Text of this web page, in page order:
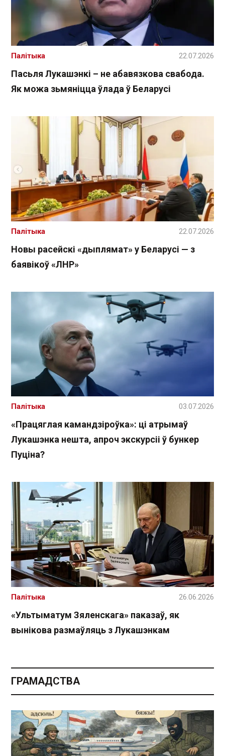
Пасьля Лукашэнкі – не абавязкова свабода.
Як можа зьмяніцца ўлада ў Беларусі
Палітыка 22.07.2026
Новы расейскі «дыплямат» у Беларусі — з
баявікоў «ЛНР»
Палітыка 22.07.2026
«Працяглая камандзіроўка»: ці атрымаў
Лукашэнка нешта, апроч экскурсіі ў бункер
Пуціна?
Палітыка 03.07.2026
«Ультыматум Зяленскага» паказаў, як
вынікова размаўляць з Лукашэнкам
Палітыка 26.06.2026
ГРАМАДСТВА